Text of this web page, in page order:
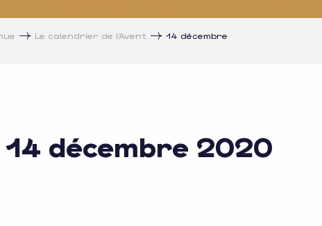
Le calendrier de l’Avent 14 décembre
14 décembre 2020